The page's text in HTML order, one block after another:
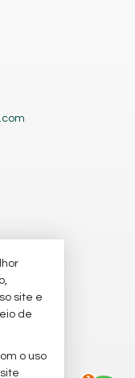
site e
de
o uso